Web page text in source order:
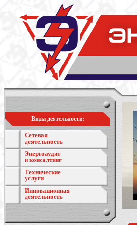
Виды деятельности:
Сетевая
деятельность
Энергоаудит
и консалтинг
Технические
услуги
Инновационная
деятельность